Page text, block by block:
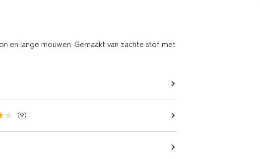
en lange mouwen. Gemaakt van zachte stof met
(9)